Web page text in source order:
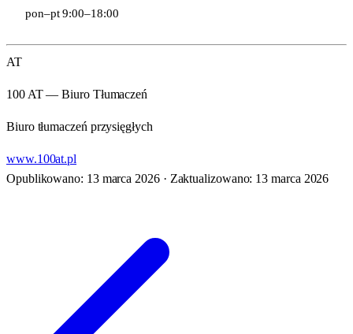
pon–pt 9:00–18:00
AT
100 AT — Biuro Tłumaczeń
Biuro tłumaczeń przysięgłych
www.100at.pl
Opublikowano: 13 marca 2026 · Zaktualizowano: 13 marca 2026